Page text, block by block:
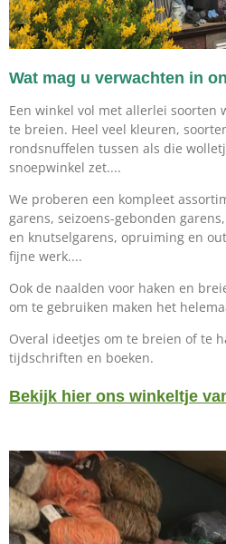
Wat mag u verwachten in
Een winkel vol met allerlei soorten
te breien. Heel veel kleuren,
rondsnuffelen tussen als die
snoepwinkel zet....
We proberen een kompleet
garens, seizoens-gebonden
en knutselgarens, opruiming en
fijne werk....
Ook de naalden voor haken en
om te gebruiken maken het
Overal ideetjes om te breien of te
tijdschriften en boeken.
Bekijk hier ons winkeltje